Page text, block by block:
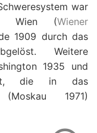
war
(Wiener
1909 durch das
Weitere
1935 und
die in das
(Moskau 1971)